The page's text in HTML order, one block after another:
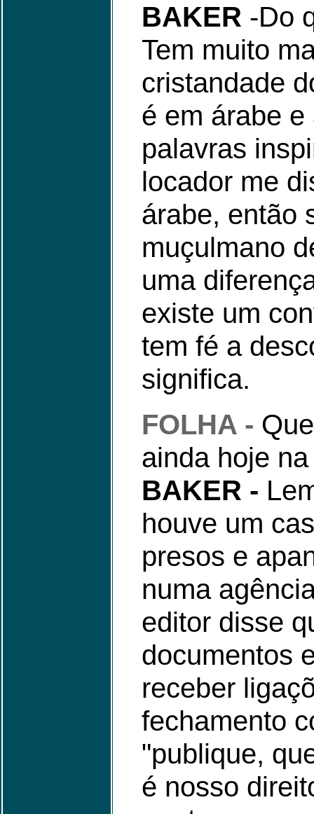
BAKER -Do
Tem muito
cristandade
é em árabe
palavras
locador me
árabe, então
muçulmano
uma
existe um
tem fé a
significa.
FOLHA -
ainda hoje
BAKER -
houve um
presos e
numa
editor disse
documentos
receber
fechamento
"publique,
é nosso